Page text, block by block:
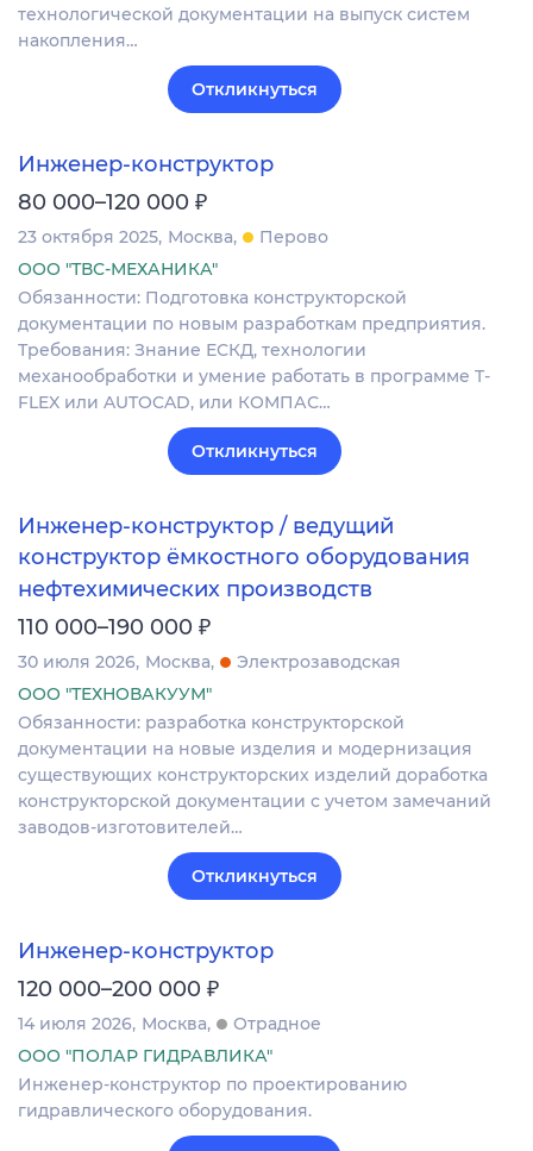
технологической документации на выпуск систем
накопления…
Откликнуться
Инженер-конструктор
80 000–120 000 ₽
23 октября 2025 Москва
Перово
ООО "ТВС-МЕХАНИКА"
Обязанности: Подготовка конструкторской
документации по новым разработкам предприятия.
Требования: Знание ЕСКД, технологии
механообработки и умение работать в программе T-
FLEX или AUTOCAD, или КОМПАС…
Откликнуться
Инженер-конструктор / ведущий
конструктор ёмкостного оборудования
нефтехимических производств
110 000–190 000 ₽
30 июля 2026 Москва
Электрозаводская
ООО "ТЕХНОВАКУУМ"
Обязанности: разработка конструкторской
документации на новые изделия и модернизация
существующих конструкторских изделий доработка
конструкторской документации с учетом замечаний
заводов-изготовителей…
Откликнуться
Инженер-конструктор
120 000–200 000 ₽
14 июля 2026 Москва
Отрадное
ООО "ПОЛАР ГИДРАВЛИКА"
Инженер-конструктор по проектированию
гидравлического оборудования.